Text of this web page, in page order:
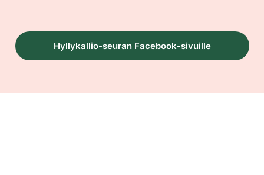
Hyllykallio-seuran Facebook-sivuille